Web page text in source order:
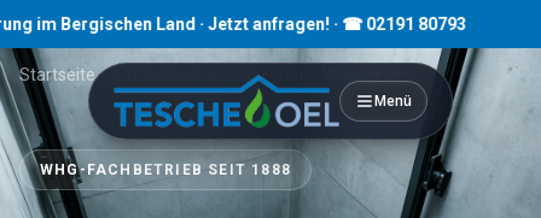
Land · Jetzt anfragen! · ☎ 02191 80793
Menü
Startseite › Aufzugsschachtreinigung
WHG-FACHBETRIEB SEIT 1888